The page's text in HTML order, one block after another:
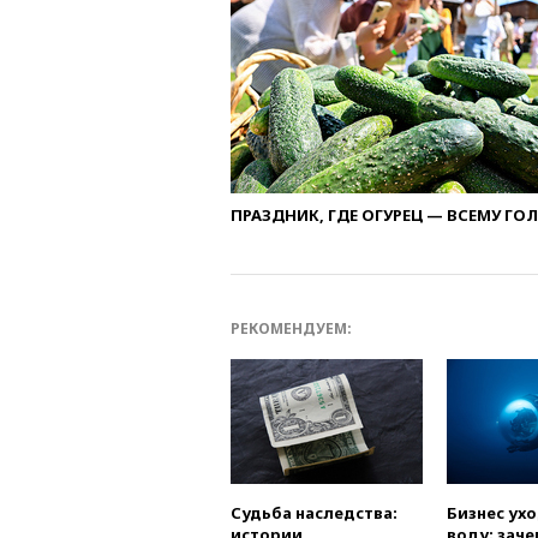
ПРАЗДНИК, ГДЕ ОГУРЕЦ — ВСЕМУ
РЕКОМЕНДУЕМ:
Судьба наследства:
Бизнес